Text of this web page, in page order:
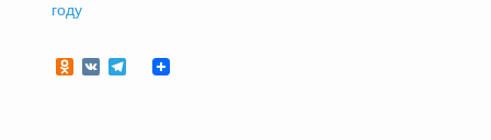
году
Odnoklassniki
VKTelegram